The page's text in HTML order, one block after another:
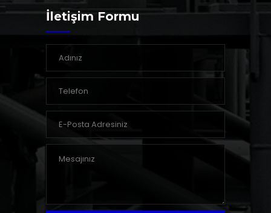
İletişim Formu